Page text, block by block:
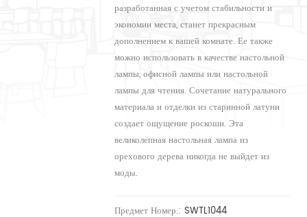
разработанная с учетом стабильности и
экономии места, станет прекрасным
дополнением к вашей комнате. Ее также
можно использовать в качестве настольной
лампы, офисной лампы или настольной
лампы для чтения. Сочетание натурального
материала и отделки из старинной латуни
создает ощущение роскоши. Эта
великолепная настольная лампа из
орехового дерева никогда не выйдет из
моды.
Предмет Номер.: SWTL1044